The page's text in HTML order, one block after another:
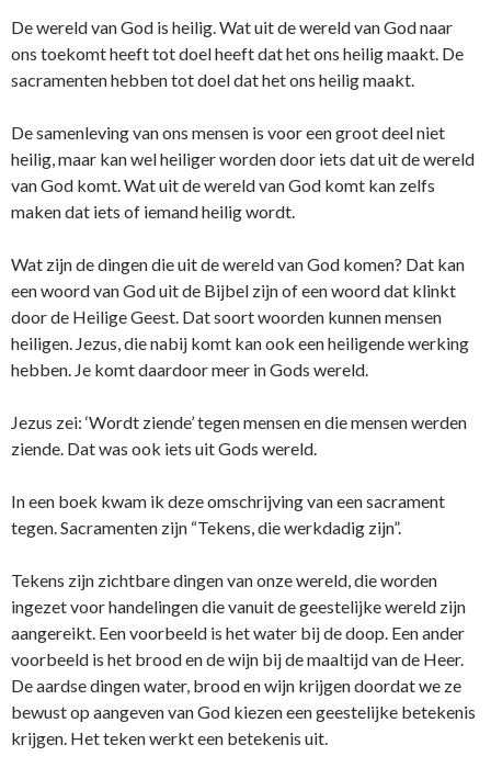
De wereld van God is heilig. Wat uit de wereld van God naar
ons toekomt heeft tot doel heeft dat het ons heilig maakt. De
sacramenten hebben tot doel dat het ons heilig maakt.
De samenleving van ons mensen is voor een groot deel niet
heilig, maar kan wel heiliger worden door iets dat uit de wereld
van God komt. Wat uit de wereld van God komt kan zelfs
maken dat iets of iemand heilig wordt.
Wat zijn de dingen die uit de wereld van God komen? Dat kan
een woord van God uit de Bijbel zijn of een woord dat klinkt
door de Heilige Geest. Dat soort woorden kunnen mensen
heiligen. Jezus, die nabij komt kan ook een heiligende werking
hebben. Je komt daardoor meer in Gods wereld.
Jezus zei: ‘Wordt ziende’ tegen mensen en die mensen werden
ziende. Dat was ook iets uit Gods wereld.
In een boek kwam ik deze omschrijving van een sacrament
tegen. Sacramenten zijn “Tekens, die werkdadig zijn”.
Tekens zijn zichtbare dingen van onze wereld, die worden
ingezet voor handelingen die vanuit de geestelijke wereld zijn
aangereikt. Een voorbeeld is het water bij de doop. Een ander
voorbeeld is het brood en de wijn bij de maaltijd van de Heer.
De aardse dingen water, brood en wijn krijgen doordat we ze
bewust op aangeven van God kiezen een geestelijke betekenis
krijgen. Het teken werkt een betekenis uit.